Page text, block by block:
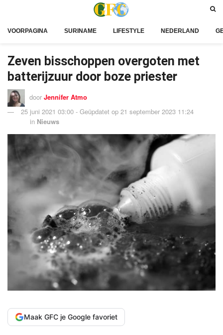
VOORPAGINA SURINAME LIFESTYLE NEDERLAND
Zeven bisschoppen overgoten met
batterijzuur door boze priester
door Jennifer Atmo
25 juni 2021 03:00 - Geüpdatet op 21 september 2023 11:24
in Nieuws
Maak GFC je Google favoriet